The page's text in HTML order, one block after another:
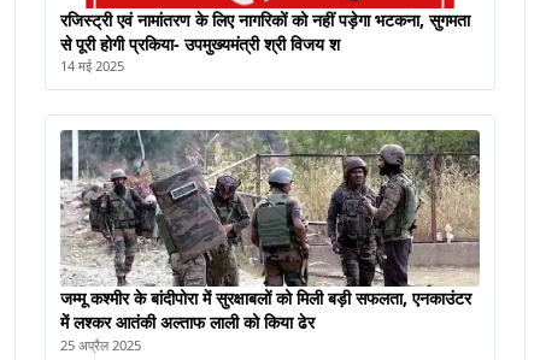
रजिस्ट्री एवं नामांतरण के लिए नागरिकों को नहीं पड़ेगा भटकना, सुगमता
से पूरी होगी प्रकिया- उपमुख्यमंत्री श्री विजय श
14 मई 2025
जम्मू कश्मीर के बांदीपोरा में सुरक्षाबलों को मिली बड़ी सफलता, एनकाउंटर
में लश्कर आतंकी अल्ताफ लाली को किया ढेर
25 अप्रैल 2025